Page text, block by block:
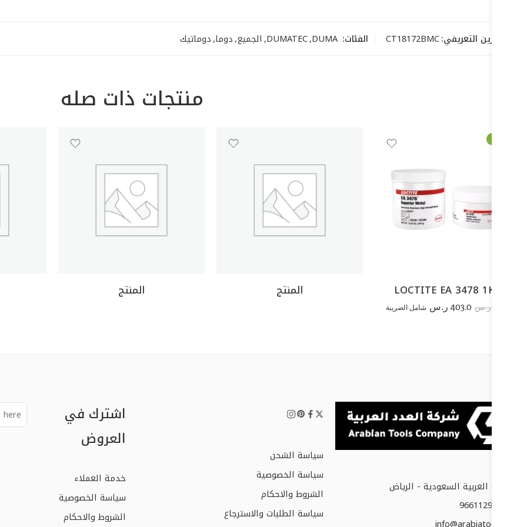
رمز التخزين التعريفي:CT18172BMC الفئات: DUMA
,
DUMATEC
,الجميع,دوما,دوماتيك
منتجات ذات صله
LOCTITE EA 3478 1KG
ر.س 403.0 ر.س شامل الضريبة
المنتج المنتج
المملكة العربية السعودية - الرياض
سياسة الشحن
سياسة الخصوصية
الشروط والاحكام
سياسة الطلبات والاسترجاع
اشترك في
العروض
خدمة العملاء
سياسة الخصوصية
الشروط والاحكام